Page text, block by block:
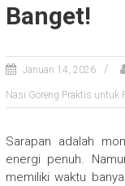
Banget!
Januari 14, 2026
Nasi Goreng Praktis untuk
Sarapan adalah
energi penuh.
memiliki waktu